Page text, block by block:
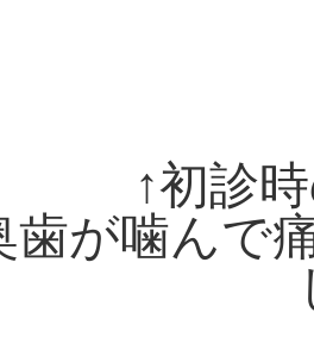
↑初診
歯が噛んで